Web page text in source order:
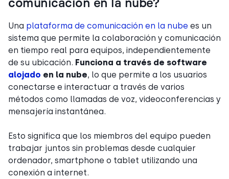
comunicación en la nube?
Una plataforma de comunicación en la nube es un
sistema que permite la colaboración y comunicación
en tiempo real para equipos, independientemente
de su ubicación. Funciona a través de software
alojado en la nube, lo que permite a los usuarios
conectarse e interactuar a través de varios
métodos como llamadas de voz, videoconferencias y
mensajería instantánea.
Esto significa que los miembros del equipo pueden
trabajar juntos sin problemas desde cualquier
ordenador, smartphone o tablet utilizando una
conexión a internet.